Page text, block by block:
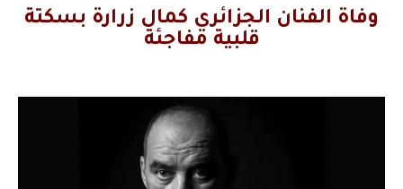
وفاة الفنان الجزائري كمال زرارة بسكتة
قلبية مفاجئة